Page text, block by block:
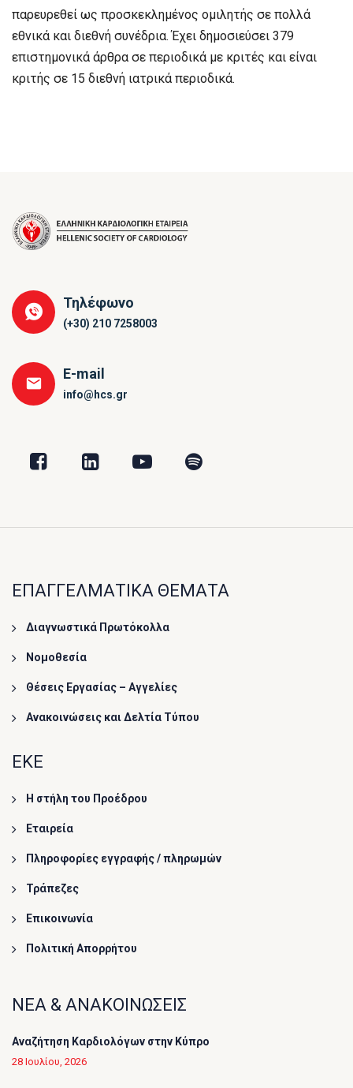
παρευρεθεί ως προσκεκλημένος ομιλητής σε πολλά
εθνικά και διεθνή συνέδρια. Έχει δημοσιεύσει 379
επιστημονικά άρθρα σε περιοδικά με κριτές και είναι
κριτής σε 15 διεθνή ιατρικά περιοδικά.
Τηλέφωνο
(+30) 210 7258003
E-mail
info@hcs.gr
ΕΠΑΓΓΕΛΜΑΤΙΚΑ ΘΕΜΑΤΑ
Διαγνωστικά Πρωτόκολλα
Νομοθεσία
Θέσεις Εργασίας – Αγγελίες
Ανακοινώσεις και Δελτία Τύπου
ΕΚΕ
Η στήλη του Προέδρου
Εταιρεία
Πληροφορίες εγγραφής / πληρωμών
Τράπεζες
Επικοινωνία
Πολιτική Απορρήτου
ΝΕΑ & ΑΝΑΚΟΙΝΩΣΕΙΣ
Αναζήτηση Καρδιολόγων στην Κύπρο
28 Ιουλίου, 2026